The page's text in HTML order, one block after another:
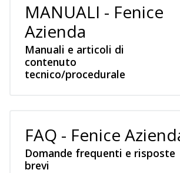
MANUALI - Fenice
Azienda
Manuali e articoli di
contenuto
tecnico/procedurale
FAQ - Fenice
Domande frequenti e risposte
brevi